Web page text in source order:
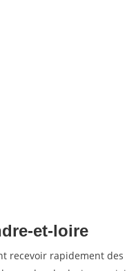
et-loire
recevoir rapidement des